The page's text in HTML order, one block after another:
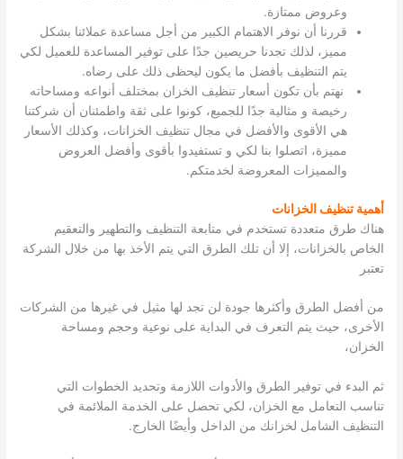
وعروض ممتازة.
قررنا أن نوفر الاهتمام الكبير من أجل مساعدة عملائنا بشكل
مميز، لذلك تجدنا حريصين جدًا على توفير المساعدة للعميل لكي
يتم التنظيف بأفضل ما يكون ليحظى ذلك على رضاه.
نهتم بأن تكون أسعار تنظيف الخزان بمختلف أنواعه ومساحاته
رخيصة و مثالية جدًا للجميع، كونوا على ثقة واطمئنان أن شركتنا
هي الأقوى والأفضل في مجال تنظيف الخزانات، وكذلك الأسعار
مميزة، اتصلوا بنا لكي و تستفيدوا بأقوى وأفضل العروض
والمميزات المعروضة لخدمتكم.
أهمية تنظيف الخزانات
هناك طرق متعددة تستخدم في متابعة التنظيف والتطهير والتعقيم
الخاص بالخزانات، إلا أن تلك الطرق التي يتم الأخذ بها من خلال الشركة
تعتبر
من أفضل الطرق وأكثرها جودة لن تجد لها مثيل في غيرها من الشركات
الأخرى، حيث يتم التعرف في البداية على نوعية وحجم ومساحة
الخزان،
ثم البدء في توفير الطرق والأدوات اللازمة وتحديد الخطوات التي
تناسب التعامل مع الخزان، لكي تحصل على الخدمة الملائمة في
التنظيف الشامل لخزانك من الداخل وأيضًا الخارج.